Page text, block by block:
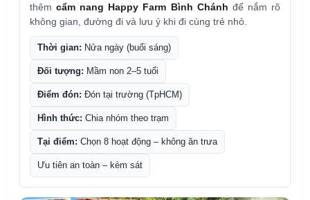
thêmcẩm nang Happy Farm Bình Chánh để nắm rõ
không gian, đường đi và lưu ý khi đi cùng trẻ nhỏ.
Thời gian: Nửa ngày (buổi sáng)
Đối tượng: Mầm non 2–5 tuổi
Điểm đón: Đón tại trường (TpHCM)
Hình thức: Chia nhóm theo trạm
Tại điểm: Chọn 8 hoạt động – không ăn trưa
Ưu tiên an toàn – kèm sát